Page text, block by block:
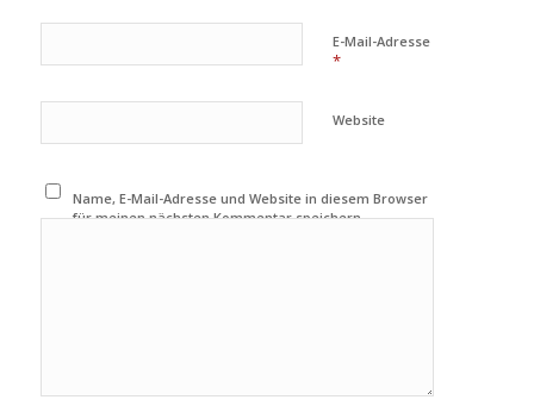
E-Mail-Adresse
*
Website
Name, E-Mail-Adresse und Website in diesem Browser
für meinen nächsten Kommentar speichern.